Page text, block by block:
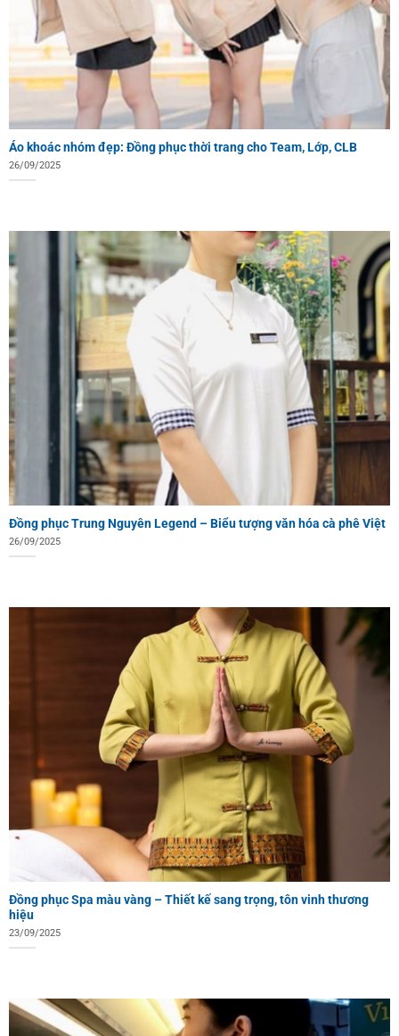
Áo khoác nhóm đẹp: Đồng phục thời trang cho Team, Lớp, CLB
26/09/2025
Đồng phục Trung Nguyên Legend – Biểu tượng văn hóa cà phê Việt
26/09/2025
Đồng phục Spa màu vàng – Thiết kế sang trọng, tôn vinh thương
hiệu
23/09/2025